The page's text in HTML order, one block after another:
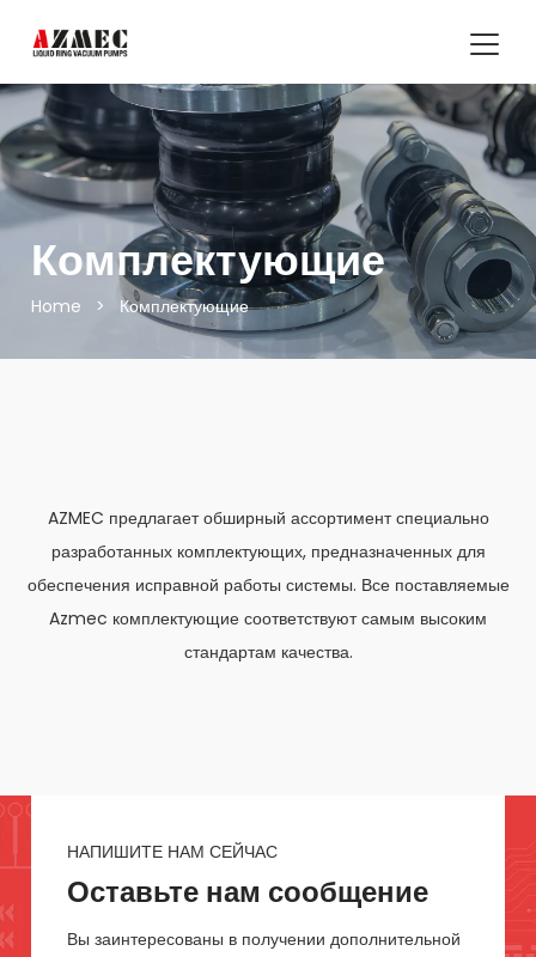
Комплектующие
Home > Комплектующие
AZMEC предлагает обширный ассортимент специально
разработанных комплектующих, предназначенных для
обеспечения исправной работы системы. Все поставляемые
Azmec комплектующие соответствуют самым высоким
стандартам качества.
НАПИШИТЕ НАМ СЕЙЧАС
Оставьте нам сообщение
Вы заинтересованы в получении дополнительной